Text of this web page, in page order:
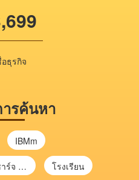
ธุรกิจ
รค้นหา
IBMm
-or-1304 ยี่ห้อเครื่องชาร์จ chargecore โรงเรียน